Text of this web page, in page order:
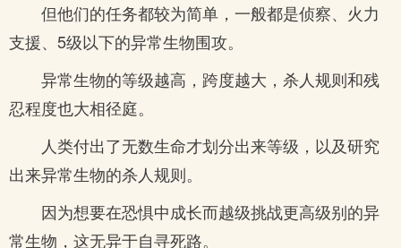
但他们的任务都较为简单，一般都是侦察、火力
支援、5级以下的异常生物围攻。
异常生物的等级越高，跨度越大，杀人规则和残
忍程度也大相径庭。
人类付出了无数生命才划分出来等级，以及研究
出来异常生物的杀人规则。
因为想要在恐惧中成长而越级挑战更高级别的异
常生物，这无异于自寻死路。